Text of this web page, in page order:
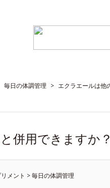
毎日の体調管理 > エクラエールは他
併用できますか？
メント >毎日の体調管理